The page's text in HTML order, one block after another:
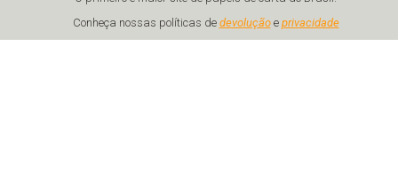
Conheça nossas políticas de devoluçãoe privacidade